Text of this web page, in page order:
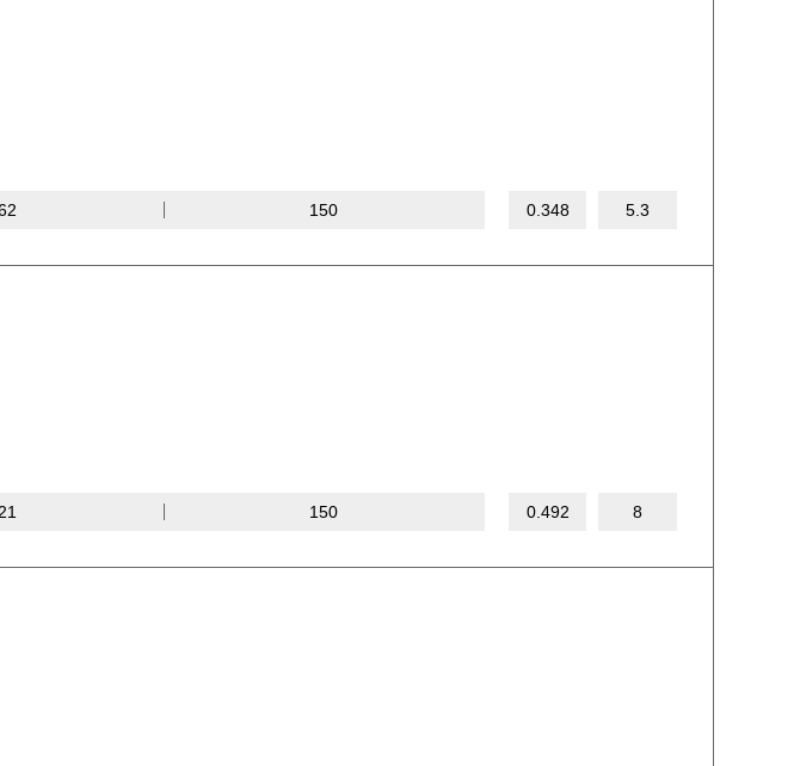
150 0.348 5.3
150 0.492 8